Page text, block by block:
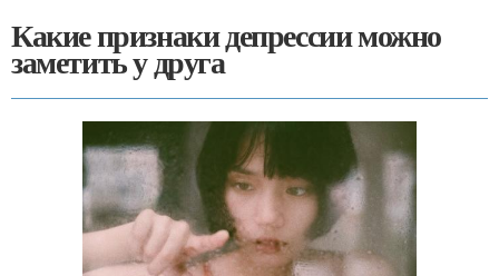
Какие признаки депрессии можно
заметить у друга